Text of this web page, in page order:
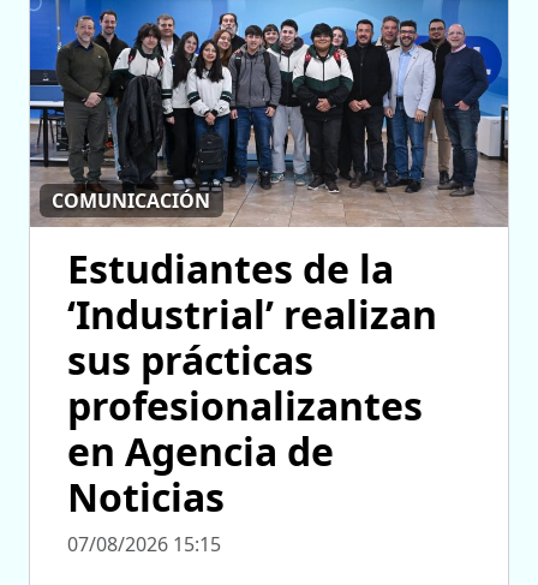
COMUNICACIÓN
Estudiantes de la
‘Industrial’ realizan
sus prácticas
profesionalizantes
en Agencia de
Noticias
07/08/2026 15:15